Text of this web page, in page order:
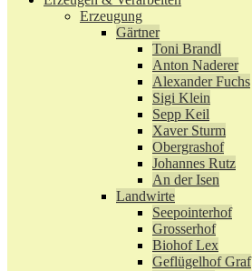
Erzeugung
Gärtner
Toni Brandl
Anton Naderer
Alexander Fuchs
Sigi Klein
Sepp Keil
Xaver Sturm
Obergrashof
Johannes Rutz
An der Isen
Landwirte
Seepointerhof
Grosserhof
Biohof Lex
Geflügelhof Graf